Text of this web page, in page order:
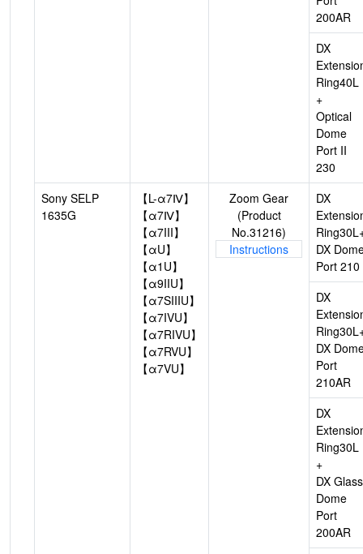
200AR
DX
Ring40L
+
Optical
Dome
Port II
230
Sony SELP
1635G
【L-α7Ⅳ】
【α7Ⅳ】
【α7III】
【αU】
【α1U】
【α9IIU】
【α7SIIIU】
【α7IVU】
【α7RIVU】
【α7RVU】
【α7VU】
Zoom Gear
(Product
No.31216)
Instructions
DX
DX
Port 210
DX
DX
Port
210AR
DX
Ring30L
+
DX Glass
Dome
Port
200AR